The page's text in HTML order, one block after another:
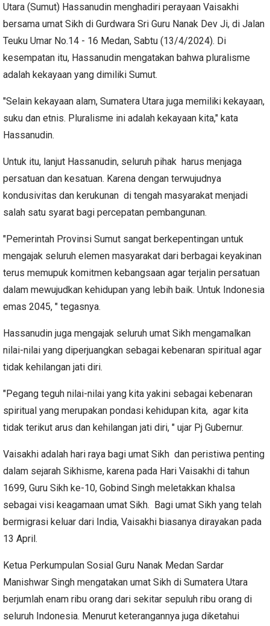
Utara (Sumut) Hassanudin menghadiri perayaan Vaisakhi
bersama umat Sikh di Gurdwara Sri Guru Nanak Dev Ji, di Jalan
Teuku Umar No.14 - 16 Medan, Sabtu (13/4/2024). Di
kesempatan itu, Hassanudin mengatakan bahwa pluralisme
adalah kekayaan yang dimiliki Sumut.
"Selain kekayaan alam, Sumatera Utara juga memiliki kekayaan,
suku dan etnis. Pluralisme ini adalah kekayaan kita," kata
Hassanudin.
Untuk itu, lanjut Hassanudin, seluruh pihak harus menjaga
persatuan dan kesatuan. Karena dengan terwujudnya
kondusivitas dan kerukunan di tengah masyarakat menjadi
salah satu syarat bagi percepatan pembangunan.
"Pemerintah Provinsi Sumut sangat berkepentingan untuk
mengajak seluruh elemen masyarakat dari berbagai keyakinan
terus memupuk komitmen kebangsaan agar terjalin persatuan
dalam mewujudkan kehidupan yang lebih baik. Untuk Indonesia
emas 2045, " tegasnya.
Hassanudin juga mengajak seluruh umat Sikh mengamalkan
nilai-nilai yang diperjuangkan sebagai kebenaran spiritual agar
tidak kehilangan jati diri.
"Pegang teguh nilai-nilai yang kita yakini sebagai kebenaran
spiritual yang merupakan pondasi kehidupan kita, agar kita
tidak terikut arus dan kehilangan jati diri, " ujar Pj Gubernur.
Vaisakhi adalah hari raya bagi umat Sikh dan peristiwa penting
dalam sejarah Sikhisme, karena pada Hari Vaisakhi di tahun
1699, Guru Sikh ke-10, Gobind Singh meletakkan khalsa
sebagai visi keagamaan umat Sikh. Bagi umat Sikh yang telah
bermigrasi keluar dari India, Vaisakhi biasanya dirayakan pada
13 April.
Ketua Perkumpulan Sosial Guru Nanak Medan Sardar
Manishwar Singh mengatakan umat Sikh di Sumatera Utara
berjumlah enam ribu orang dari sekitar sepuluh ribu orang di
seluruh Indonesia. Menurut keterangannya juga diketahui